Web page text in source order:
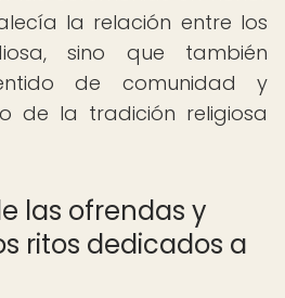
la relación entre los
sino que también
de comunidad y
de la tradición religiosa
las ofrendas y
ritos dedicados a